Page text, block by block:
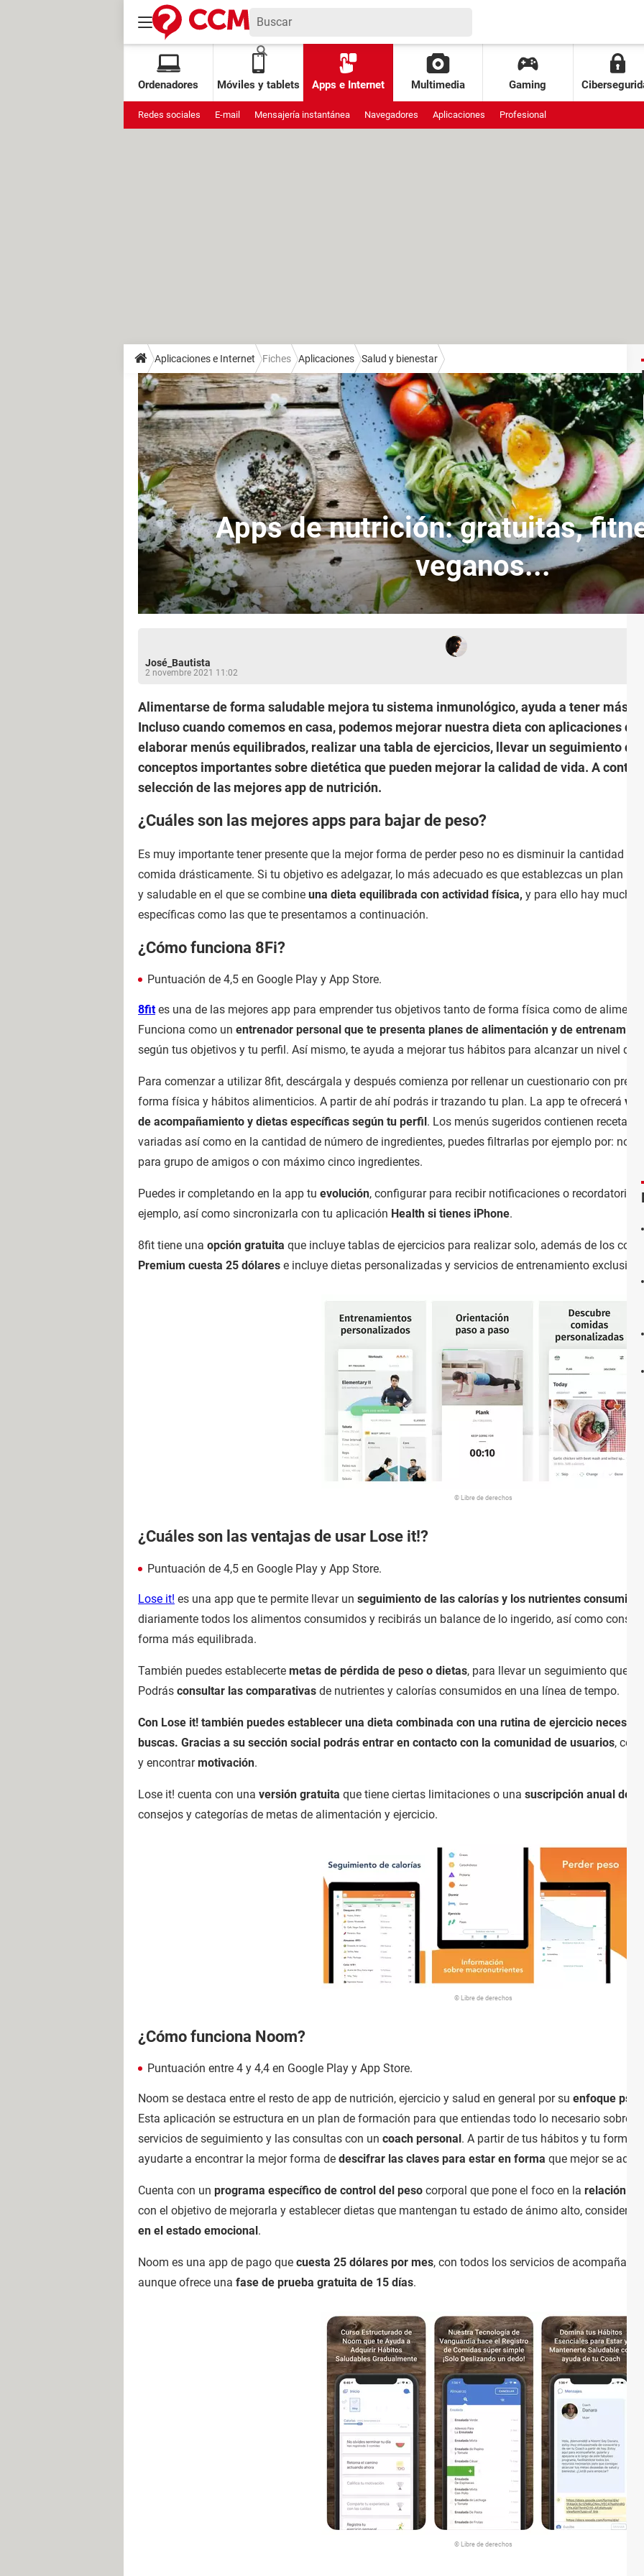
Ordenadores Móviles y tablets Apps e Internet Multimedia Gaming
Redes sociales E-mail Mensajería instantánea Navegadores Aplicaciones Profesional
Aplicaciones e Internet Fiches Aplicaciones Salud y bienestar
Apps de nutrición: gratuitas,
veganos...
José_Bautista
2 novembre 2021 11:02
Alimentarse de forma saludable mejora tu sistema inmunológico, ayuda a tener más
Incluso cuando comemos en casa, podemos mejorar nuestra dieta con aplicaciones de
elaborar menús equilibrados, realizar una tabla de ejercicios, llevar un seguimiento de
conceptos importantes sobre dietética que pueden mejorar la calidad de vida. A
selección de las mejores app de nutrición.
¿Cuáles son las mejores apps para bajar de peso?
Es muy importante tener presente que la mejor forma de perder peso no es disminuir la cantidad de
comida drásticamente. Si tu objetivo es adelgazar, lo más adecuado es que establezcas un plan
y saludable en el que se combine una dieta equilibrada con actividad física, y para ello hay muchas
específicas como las que te presentamos a continuación.
¿Cómo funciona 8Fi?
Puntuación de 4,5 en Google Play y App Store.
8fit es una de las mejores app para emprender tus objetivos tanto de forma física como de
Funciona como un entrenador personal que te presenta planes de alimentación y de
según tus objetivos y tu perfil. Así mismo, te ayuda a mejorar tus hábitos para alcanzar un nivel de
Para comenzar a utilizar 8fit, descárgala y después comienza por rellenar un cuestionario con
forma física y hábitos alimenticios. A partir de ahí podrás ir trazando tu plan. La app te ofrecerá
de acompañamiento y dietas específicas según tu perfil. Los menús sugeridos contienen recetas
variadas así como en la cantidad de número de ingredientes, puedes filtrarlas por ejemplo por: no
para grupo de amigos o con máximo cinco ingredientes.
Puedes ir completando en la app tu evolución, configurar para recibir notificaciones o recordatorios
ejemplo, así como sincronizarla con tu aplicación Health si tienes iPhone.
8fit tiene una opción gratuita que incluye tablas de ejercicios para realizar solo, además de los
Premium cuesta 25 dólares e incluye dietas personalizadas y servicios de entrenamiento exclusivos.
© Libre de derechos
¿Cuáles son las ventajas de usar Lose it!?
Puntuación de 4,5 en Google Play y App Store.
Lose it! es una app que te permite llevar un seguimiento de las calorías y los nutrientes consumidos
diariamente todos los alimentos consumidos y recibirás un balance de lo ingerido, así como
forma más equilibrada.
También puedes establecerte metas de pérdida de peso o dietas, para llevar un seguimiento que
Podrás consultar las comparativas de nutrientes y calorías consumidos en una línea de tempo.
Con Lose it! también puedes establecer una dieta combinada con una rutina de ejercicio
buscas. Gracias a su sección social podrás entrar en contacto con la comunidad de usuarios,
y encontrarmotivación.
Lose it! cuenta con una versión gratuita que tiene ciertas limitaciones o una suscripción anual de
consejos y categorías de metas de alimentación y ejercicio.
© Libre de derechos
¿Cómo funciona Noom?
Puntuación entre 4 y 4,4 en Google Play y App Store.
Noom se destaca entre el resto de app de nutrición, ejercicio y salud en general por su enfoque
Esta aplicación se estructura en un plan de formación para que entiendas todo lo necesario sobre tu
servicios de seguimiento y las consultas con un coach personal. A partir de tus hábitos y tu forma
ayudarte a encontrar la mejor forma de descifrar las claves para estar en forma que mejor se
Cuenta con un programa específico de control del peso corporal que pone el foco en la relación
con el objetivo de mejorarla y establecer dietas que mantengan tu estado de ánimo alto,
en el estado emocional.
Noom es una app de pago que cuesta 25 dólares por mes, con todos los servicios de
aunque ofrece una fase de prueba gratuita de 15 días.
© Libre de derechos